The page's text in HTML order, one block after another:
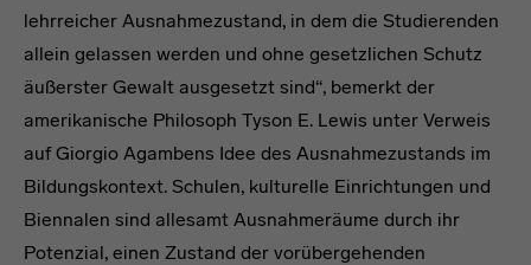
lehrreicher Ausnahmezustand, in dem die Studierenden
allein gelassen werden und ohne gesetzlichen Schutz
äußerster Gewalt ausgesetzt sind“, bemerkt der
amerikanische Philosoph Tyson E. Lewis unter Verweis
auf Giorgio Agambens Idee des Ausnahmezustands im
Bildungskontext. Schulen, kulturelle Einrichtungen und
Biennalen sind allesamt Ausnahmeräume durch ihr
Potenzial, einen Zustand der vorübergehenden